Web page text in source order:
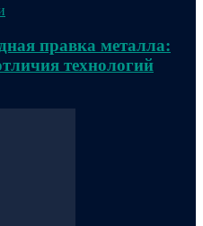
правка металла:
технологий